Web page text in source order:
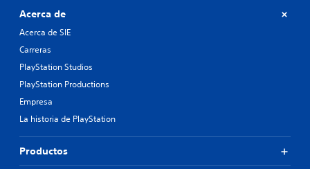
Acerca de
Acerca de SIE
Carreras
PlayStation Studios
PlayStation Productions
Empresa
La historia de PlayStation
Productos